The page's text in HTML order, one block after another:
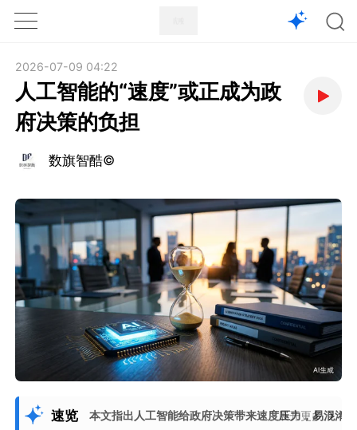
1X
2026-07-09 04:22
人工智能的“速度”或正成为政
府决策的负担
数旗智酷©
速览 本文指出人工智能给政府决策带来速度压力，易混淆
展开更多